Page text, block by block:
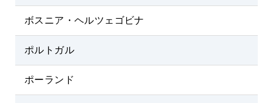
ボスニア・ヘルツェゴビナ
ポルトガル
ポーランド